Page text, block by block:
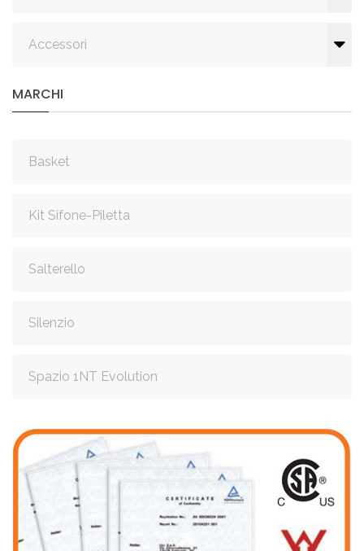
Accessori
MARCHI
Basket
Kit Sifone-Piletta
Salterello
Silenzio
Spazio 1NT Evolution